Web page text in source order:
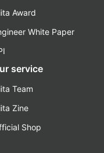
Award
White Paper
service
Team
Zine
Shop